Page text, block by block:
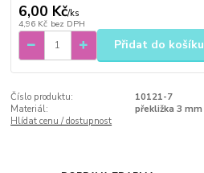
6,00 Kč/ks
4,96 Kč bez DPH
Přidat do košíku
Číslo produktu:
10121-7
Materiál:
překližka 3 mm
Hlídat cenu / dostupnost